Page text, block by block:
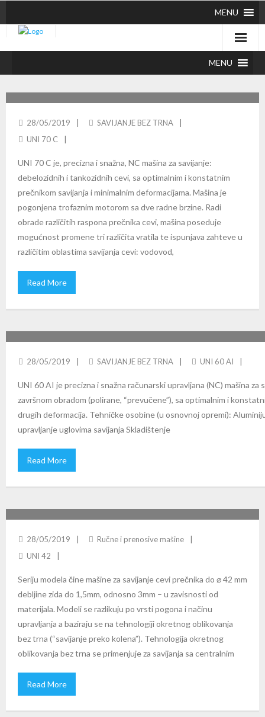
MENU
MENU
28/05/2019
SAVIJANJE BEZ TRNA
UNI 70 C
UNI 70 C je, precizna i snažna, NC mašina za savijanje:
debelozidnih i tankozidnih cevi, sa optimalnim i konstatnim
prečnikom savijanja i minimalnim deformacijama. Mašina je
pogonjena trofaznim motorom sa dve radne brzine. Radi
obrade različitih raspona prečnika cevi, mašina poseduje
mogućnost promene tri različita vratila te ispunjava zahteve u
različitim oblastima savijanja cevi: vodovod,
Read More
28/05/2019 SAVIJANJE BEZ TRNA UNI 60 AI
UNI 60 AI je precizna i snažna računarski upravljana (NC) mašina
završnom obradom (polirane, “prevučene”), sa optimalnim i
drugih deformacija. Tehničke osobine (u osnovnoj opremi):
upravljanje uglovima savijanja Skladištenje
Read More
28/05/2019
Ručne i prenosive mašine
UNI 42
Seriju modela čine mašine za savijanje cevi prečnika do ⌀ 42 mm
debljine zida do 1,5mm, odnosno 3mm – u zavisnosti od
materijala. Modeli se razlikuju po vrsti pogona i načinu
upravljanja a baziraju se na tehnologiji okretnog oblikovanja
bez trna (“savijanje preko kolena”). Tehnologija okretnog
oblikovanja bez trna se primenjuje za savijanja sa centralnim
Read More